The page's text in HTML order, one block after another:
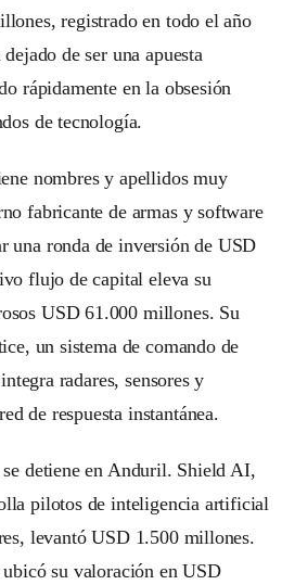
registrado en todo el año
de ser una apuesta
rápidamente en la obsesión
de tecnología.
nombres y apellidos muy
fabricante de armas y software
una ronda de inversión de USD
flujo de capital eleva su
USD 61.000 millones. Su
un sistema de comando de
radares, sensores y
de respuesta instantánea.
detiene en Anduril. Shield AI,
pilotos de inteligencia artificial
levantó USD 1.500 millones.
su valoración en USD